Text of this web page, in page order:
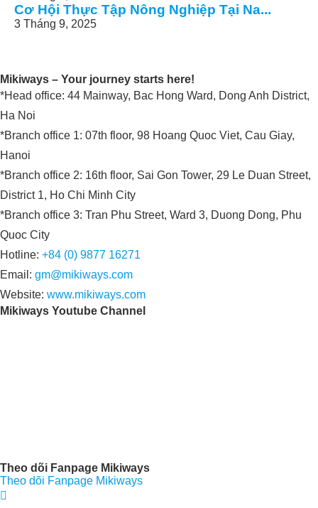
Cơ Hội Thực Tập Nông Nghiệp Tại Na...
3 Tháng 9, 2025
Mikiways – Your journey starts here!
*Head office: 44 Mainway, Bac Hong Ward, Dong Anh District,
Ha Noi
*Branch office 1: 07th floor, 98 Hoang Quoc Viet, Cau Giay,
Hanoi
*Branch office 2: 16th floor, Sai Gon Tower, 29 Le Duan Street,
District 1, Ho Chi Minh City
*Branch office 3: Tran Phu Street, Ward 3, Duong Dong, Phu
Quoc City
Hotline: +84 (0) 9877 16271
Email: gm@mikiways.com
Website: www.mikiways.com
Mikiways Youtube Channel
Theo dõi Fanpage Mikiways
Theo dõi Fanpage Mikiways